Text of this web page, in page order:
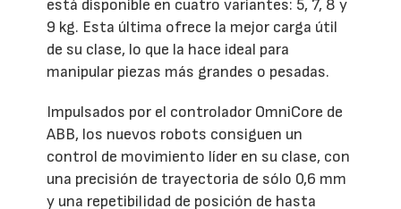
está disponible en cuatro variantes: 5, 7, 8 y
9 kg. Esta última ofrece la mejor carga útil
de su clase, lo que la hace ideal para
manipular piezas más grandes o pesadas.
Impulsados por el controlador OmniCore de
ABB, los nuevos robots consiguen un
control de movimiento líder en su clase, con
una precisión de trayectoria de sólo 0,6 mm
y una repetibilidad de posición de hasta